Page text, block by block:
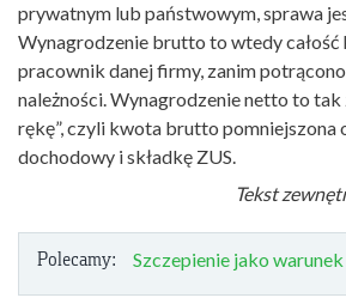
prywatnym lub państwowym, sprawa
Wynagrodzenie brutto to wtedy
pracownik danej firmy, zanim
należności. Wynagrodzenie netto to tak
rękę”, czyli kwota brutto pomniejszona
dochodowy i składkę ZUS.
Tekst
Polecamy: Szczepienie jako